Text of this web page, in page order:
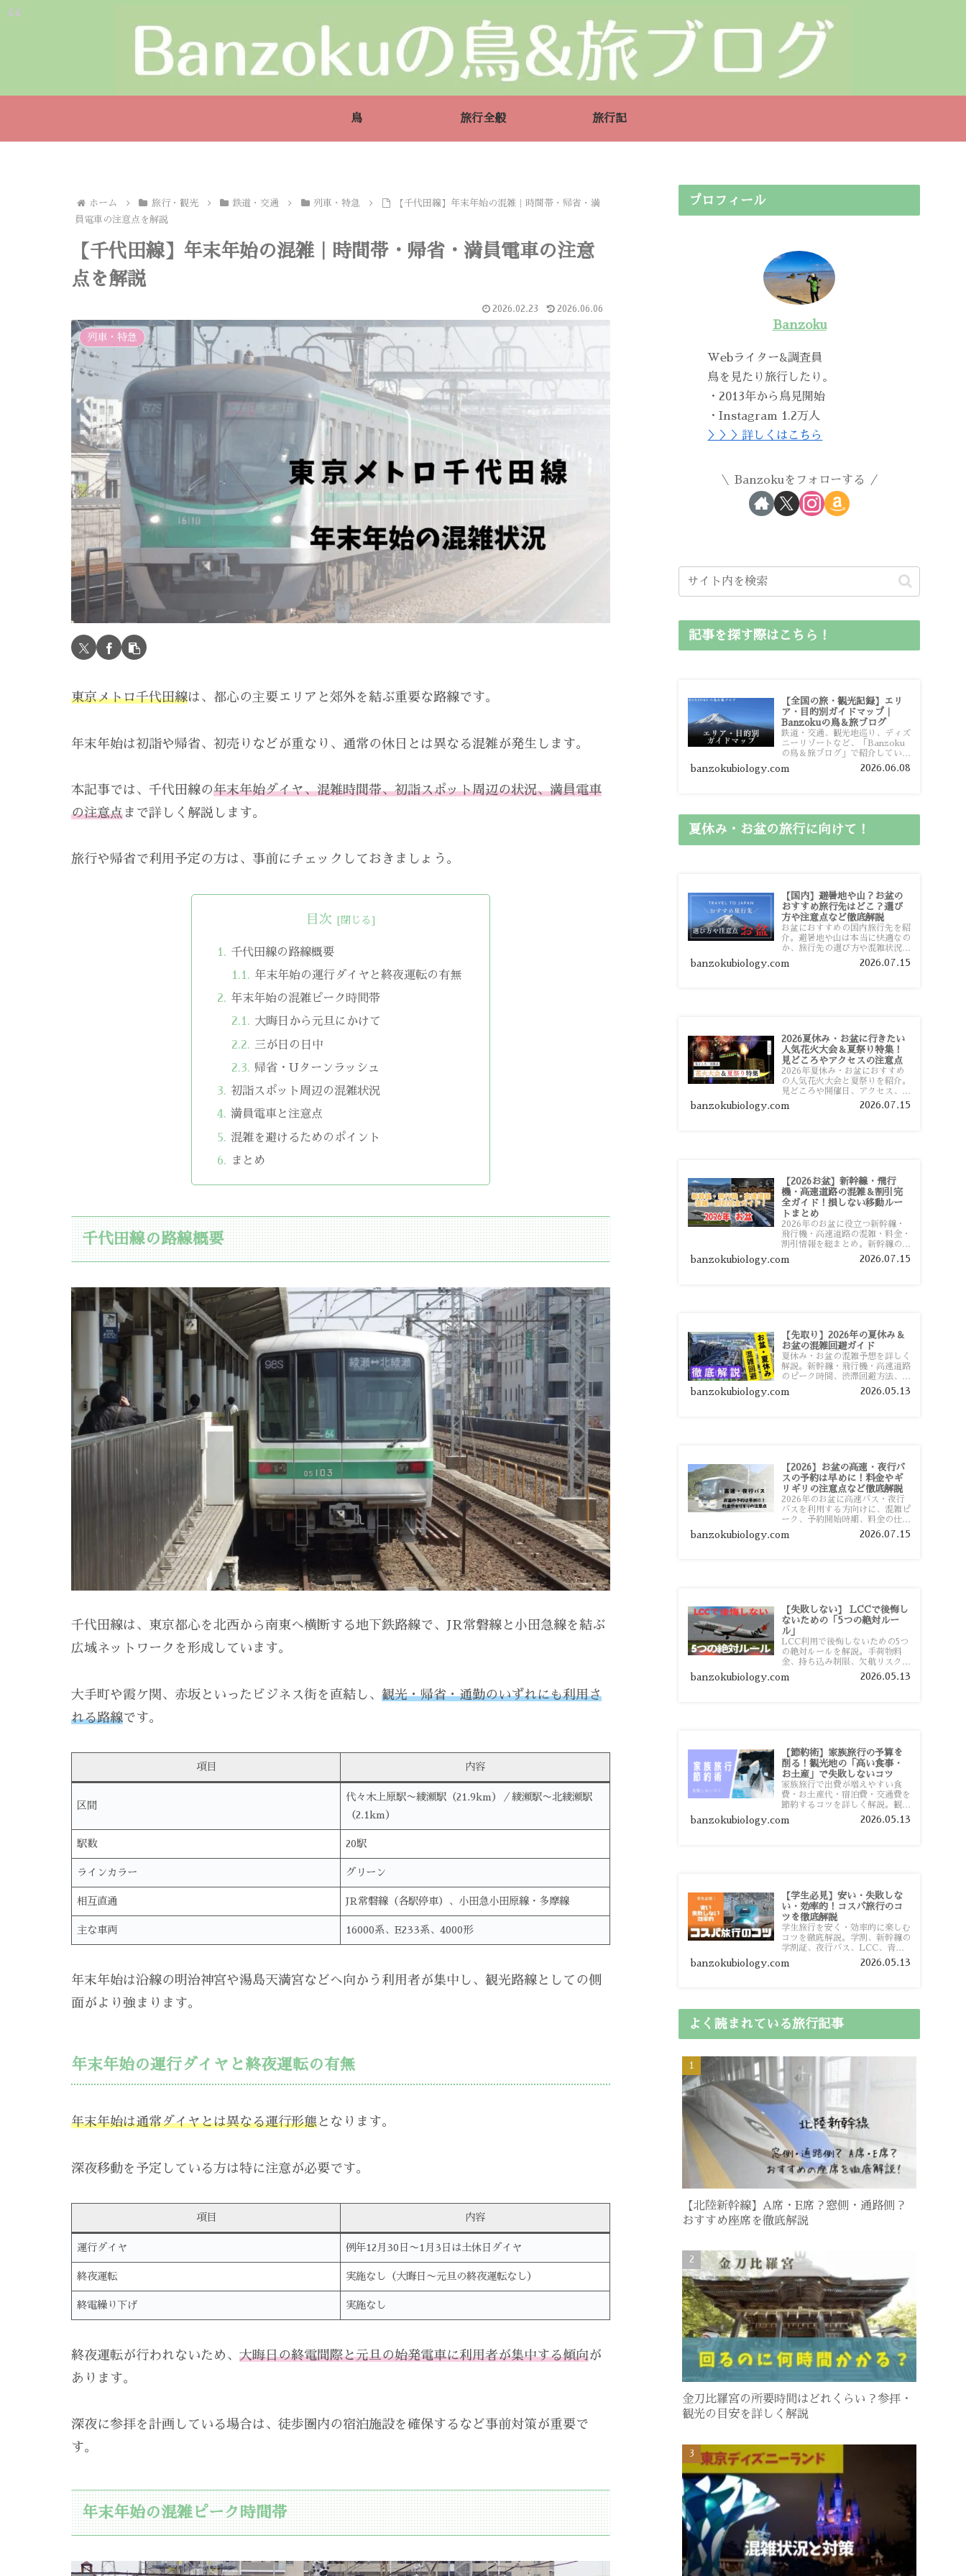
鳥 旅行全般 旅行記
ホーム 旅行・観光 鉄道・交通 列車・特急
【千代田線】年末年始の混雑｜時間帯・帰省・満
員電車の注意点を解説
【千代田線】年末年始の混雑｜時間帯・帰省・満員電車の注意
点を解説
2026.02.23 2026.06.06
列車・特急
東京メトロ千代田線は、都心の主要エリアと郊外を結ぶ重要な路線です。
年末年始は初詣や帰省、初売りなどが重なり、通常の休日とは異なる混雑が発生します。
本記事では、千代田線の年末年始ダイヤ、混雑時間帯、初詣スポット周辺の状況、満員電車
の注意点まで詳しく解説します。
旅行や帰省で利用予定の方は、事前にチェックしておきましょう。
目次
千代田線の路線概要
年末年始の運行ダイヤと終夜運転の有無
年末年始の混雑ピーク時間帯
大晦日から元旦にかけて
三が日の日中
帰省・Uターンラッシュ
初詣スポット周辺の混雑状況
満員電車と注意点
混雑を避けるためのポイント
まとめ
千代田線の路線概要
千代田線は、東京都心を北西から南東へ横断する地下鉄路線で、JR常磐線と小田急線を結ぶ
広域ネットワークを形成しています。
大手町や霞ケ関、赤坂といったビジネス街を直結し、 観光・帰省・通勤のいずれにも利用さ
れる路線です。
項目 内容
区間
代々木上原駅〜綾瀬駅（21.9km）／綾瀬駅〜北綾瀬駅
（2.1km）
駅数 20駅
ラインカラー グリーン
相互直通 JR常磐線（各駅停車）、小田急小田原線・多摩線
主な車両 16000系、E233系、4000形
年末年始は沿線の明治神宮や湯島天満宮などへ向かう利用者が集中し、観光路線としての側
面がより強まります。
年末年始の運行ダイヤと終夜運転の有無
年末年始は通常ダイヤとは異なる運行形態 となります。
深夜移動を予定している方は特に注意が必要です。
項目 内容
運行ダイヤ 例年12月30日〜1月3日は土休日ダイヤ
終夜運転 実施なし（大晦日〜元旦の終夜運転なし）
終電繰り下げ 実施なし
終夜運転が行われないため、 大晦日の終電間際と元旦の始発電車に利用者が集中する傾向が
あります。
深夜に参拝を計画している場合は、徒歩圏内の宿泊施設を確保するなど事前対策が重要で
す。
年末年始の混雑ピーク時間帯
プロフィール
Banzoku
Webライター&調査員
鳥を見たり旅行したり。
・2013年から鳥見開始
・Instagram 1.2万人
＞＞＞詳しくはこちら
Banzokuをフォローする
記事を探す際はこちら！
【全国の旅・観光記録】エリ
ア・目的別ガイドマップ｜
Banzokuの鳥＆旅ブログ
鉄道・交通、観光地巡り、ディズ
ニーリゾートなど、「Banzoku
の鳥＆旅ブログ」で紹介している
全国の旅行・観光記録をエリアや
目的別に整理しました。あなたが
banzokubiology.com 2026.06.08
夏休み・お盆の旅行に向けて！
【国内】避暑地や山？お盆の
おすすめ旅行先はどこ？選び
方や注意点など徹底解説
お盆におすすめの国内旅行先を紹
介。避暑地や山は本当に快適なの
か、旅行先の選び方や混雑状況、
注意点、比較的混雑を避けやすい
おすすめスポットまで旅行前に役
banzokubiology.com 2026.07.15
2026夏休み・お盆に行きたい
人気花火大会＆夏祭り特集！
見どころやアクセスの注意点
2026年夏休み・お盆におすすめ
の人気花火大会と夏祭りを紹介。
見どころや開催日、アクセス、混
雑対策、旅行前に知っておきたい
注意点をわかりやすく解説しま
banzokubiology.com 2026.07.15
【2026お盆】新幹線・飛行
機・高速道路の混雑＆割引完
全ガイド！損しない移動ルー
トまとめ
2026年のお盆に役立つ新幹線・
飛行機・高速道路の混雑・料金・
割引情報を総まとめ。新幹線の予
約や最繁忙期料金、飛行機を安く
予約するコツ、高速道路の休日割
banzokubiology.com 2026.07.15
【先取り】2026年の夏休み＆
お盆の混雑回避ガイド
夏休み・お盆の混雑予想を詳しく
解説。新幹線・飛行機・高速道路
のピーク時間、渋滞回避方法、混
雑しやすい観光地、交通手段別の
特徴まで旅行者向けに分かりやす
banzokubiology.com 2026.05.13
【2026】お盆の高速・夜行バ
スの予約は早めに！料金やギ
リギリの注意点など徹底解説
2026年のお盆に高速バス・夜行
バスを利用する方向けに、混雑ピ
ーク、予約開始時期、料金の仕組
み、キャンセル待ちのコツ、直前
予約の注意点まで詳しく解説しま
banzokubiology.com 2026.07.15
【失敗しない】 LCCで後悔し
ないための「5つの絶対ルー
ル」
LCC利用で後悔しないための5つ
の絶対ルールを解説。手荷物料
金、持ち込み制限、欠航リスク、
時間厳守など、格安航空会社を利
用する前に知っておきたい注意点
banzokubiology.com 2026.05.13
【節約術】家族旅行の予算を
削る！観光地の「高い食事・
お土産」で失敗しないコツ
家族旅行で出費が増えやすい食
費・お土産代・宿泊費・交通費を
節約するコツを詳しく解説。観光
地価格を避ける方法や、早割・ス
ーパー活用術、予算管理のポイン
banzokubiology.com 2026.05.13
【学生必見】安い・失敗しな
い・効率的！コスパ旅行のコ
ツを徹底解説
学生旅行を安く・効率的に楽しむ
コツを徹底解説。学割、新幹線の
学割証、夜行バス、LCC、青春
18きっぷ、レンタカー割り勘な
ど、学生向けの節約旅行術を詳し
banzokubiology.com 2026.05.13
よく読まれている旅行記事
【北陸新幹線】A席・E席？窓側・通路側？
おすすめ座席を徹底解説
金刀比羅宮の所要時間はどれくらい？参拝・
観光の目安を詳しく解説